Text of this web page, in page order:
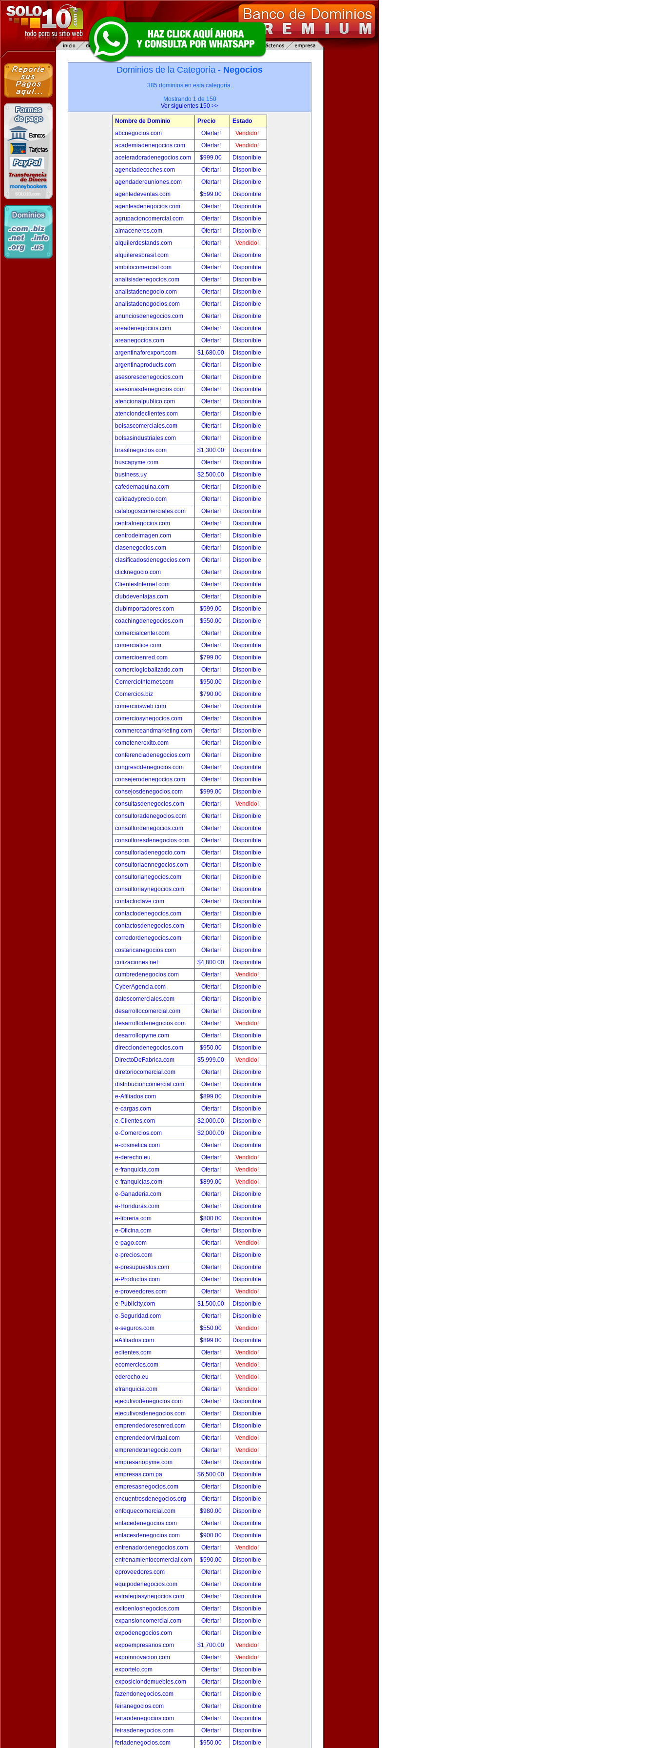
Dominios de la Categoría - Negocios
385 dominios en esta categoría.
Mostrando 1 de 150
Ver siguientes 150 >>
Nombre de Dominio Precio
Estado
abcnegocios.com
Ofertar!
Vendido!
academiadenegocios.com
Ofertar!
Vendido!
aceleradoradenegocios.com
$999.00
Disponible
agenciadecoches.com
Ofertar!
Disponible
agendadereuniones.com
Ofertar!
Disponible
agentedeventas.com
$599.00
Disponible
agentesdenegocios.com
Ofertar!
Disponible
agrupacioncomercial.com
Ofertar!
Disponible
almaceneros.com
Ofertar!
Disponible
alquilerdestands.com
Ofertar!
Vendido!
alquileresbrasil.com
Ofertar!
Disponible
ambitocomercial.com
Ofertar!
Disponible
analisisdenegocios.com
Ofertar!
Disponible
analistadenegocio.com
Ofertar!
Disponible
analistadenegocios.com
Ofertar!
Disponible
anunciosdenegocios.com
Ofertar!
Disponible
areadenegocios.com
Ofertar!
Disponible
areanegocios.com
Ofertar!
Disponible
argentinaforexport.com
$1,680.00
Disponible
argentinaproducts.com
Ofertar!
Disponible
asesoresdenegocios.com
Ofertar!
Disponible
asesoriasdenegocios.com
Ofertar!
Disponible
atencionalpublico.com
Ofertar!
Disponible
atenciondeclientes.com
Ofertar!
Disponible
bolsascomerciales.com
Ofertar!
Disponible
bolsasindustriales.com
Ofertar!
Disponible
brasilnegocios.com
$1,300.00
Disponible
buscapyme.com
Ofertar!
Disponible
business.uy
$2,500.00
Disponible
cafedemaquina.com
Ofertar!
Disponible
calidadyprecio.com
Ofertar!
Disponible
catalogoscomerciales.com
Ofertar!
Disponible
centralnegocios.com
Ofertar!
Disponible
centrodeimagen.com
Ofertar!
Disponible
clasenegocios.com
Ofertar!
Disponible
clasificadosdenegocios.com
Ofertar!
Disponible
clicknegocio.com
Ofertar!
Disponible
ClientesInternet.com
Ofertar!
Disponible
clubdeventajas.com
Ofertar!
Disponible
clubimportadores.com
$599.00
Disponible
coachingdenegocios.com
$550.00
Disponible
comercialcenter.com
Ofertar!
Disponible
comercialice.com
Ofertar!
Disponible
comercioenred.com
$799.00
Disponible
comercioglobalizado.com
Ofertar!
Disponible
ComercioInternet.com
$950.00
Disponible
Comercios.biz
$790.00
Disponible
comerciosweb.com
Ofertar!
Disponible
comerciosynegocios.com
Ofertar!
Disponible
commerceandmarketing.com
Ofertar!
Disponible
comotenerexito.com
Ofertar!
Disponible
conferenciadenegocios.com
Ofertar!
Disponible
congresodenegocios.com
Ofertar!
Disponible
consejerodenegocios.com
Ofertar!
Disponible
consejosdenegocios.com
$999.00
Disponible
consultasdenegocios.com
Ofertar!
Vendido!
consultoradenegocios.com
Ofertar!
Disponible
consultordenegocios.com
Ofertar!
Disponible
consultoresdenegocios.com
Ofertar!
Disponible
consultoriadenegocio.com
Ofertar!
Disponible
consultoriaennegocios.com
Ofertar!
Disponible
consultorianegocios.com
Ofertar!
Disponible
consultoriaynegocios.com
Ofertar!
Disponible
contactoclave.com
Ofertar!
Disponible
contactodenegocios.com
Ofertar!
Disponible
contactosdenegocios.com
Ofertar!
Disponible
corredordenegocios.com
Ofertar!
Disponible
costaricanegocios.com
Ofertar!
Disponible
cotizaciones.net
$4,800.00
Disponible
cumbredenegocios.com
Ofertar!
Vendido!
CyberAgencia.com
Ofertar!
Disponible
datoscomerciales.com
Ofertar!
Disponible
desarrollocomercial.com
Ofertar!
Disponible
desarrollodenegocios.com
Ofertar!
Vendido!
desarrollopyme.com
Ofertar!
Disponible
direcciondenegocios.com
$950.00
Disponible
DirectoDeFabrica.com
$5,999.00
Vendido!
diretoriocomercial.com
Ofertar!
Disponible
distribucioncomercial.com
Ofertar!
Disponible
e-Afiliados.com
$899.00
Disponible
e-cargas.com
Ofertar!
Disponible
e-Clientes.com
$2,000.00
Disponible
e-Comercios.com
$2,000.00
Disponible
e-cosmetica.com
Ofertar!
Disponible
e-derecho.eu
Ofertar!
Vendido!
e-franquicia.com
Ofertar!
Vendido!
e-franquicias.com
$899.00
Vendido!
e-Ganaderia.com
Ofertar!
Disponible
e-Honduras.com
Ofertar!
Disponible
e-libreria.com
$800.00
Disponible
e-Oficina.com
Ofertar!
Disponible
e-pago.com
Ofertar!
Vendido!
e-precios.com
Ofertar!
Disponible
e-presupuestos.com
Ofertar!
Disponible
e-Productos.com
Ofertar!
Disponible
e-proveedores.com
Ofertar!
Vendido!
e-Publicity.com
$1,500.00
Disponible
e-Seguridad.com
Ofertar!
Disponible
e-seguros.com
$550.00
Vendido!
eAfiliados.com
$899.00
Disponible
eclientes.com
Ofertar!
Vendido!
ecomercios.com
Ofertar!
Vendido!
ederecho.eu
Ofertar!
Vendido!
efranquicia.com
Ofertar!
Vendido!
ejecutivodenegocios.com
Ofertar!
Disponible
ejecutivosdenegocios.com
Ofertar!
Disponible
emprendedoresenred.com
Ofertar!
Disponible
emprendedorvirtual.com
Ofertar!
Vendido!
emprendetunegocio.com
Ofertar!
Vendido!
empresariopyme.com
Ofertar!
Disponible
empresas.com.pa
$6,500.00
Disponible
empresasnegocios.com
Ofertar!
Disponible
encuentrosdenegocios.org
Ofertar!
Disponible
enfoquecomercial.com
$980.00
Disponible
enlacedenegocios.com
Ofertar!
Disponible
enlacesdenegocios.com
$900.00
Disponible
entrenadordenegocios.com
Ofertar!
Vendido!
entrenamientocomercial.com
$590.00
Disponible
eproveedores.com
Ofertar!
Disponible
equipodenegocios.com
Ofertar!
Disponible
estrategiasynegocios.com
Ofertar!
Disponible
exitoenlosnegocios.com
Ofertar!
Disponible
expansioncomercial.com
Ofertar!
Disponible
expodenegocios.com
Ofertar!
Disponible
expoempresarios.com
$1,700.00
Vendido!
expoinnovacion.com
Ofertar!
Vendido!
exportelo.com
Ofertar!
Disponible
exposiciondemuebles.com
Ofertar!
Disponible
fazendonegocios.com
Ofertar!
Disponible
feiranegocios.com
Ofertar!
Disponible
feiraodenegocios.com
Ofertar!
Disponible
feirasdenegocios.com
Ofertar!
Disponible
feriadenegocios.com
$950.00 Disponible